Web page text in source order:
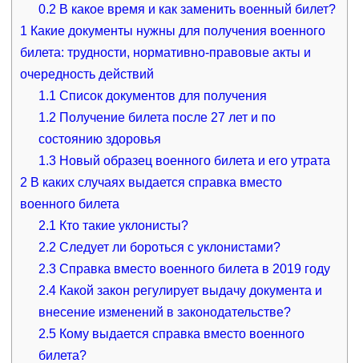
0.2 В какое время и как заменить военный билет?
1 Какие документы нужны для получения военного
билета: трудности, нормативно-правовые акты и
очередность действий
1.1 Список документов для получения
1.2 Получение билета после 27 лет и по
состоянию здоровья
1.3 Новый образец военного билета и его утрата
2 В каких случаях выдается справка вместо
военного билета
2.1 Кто такие уклонисты?
2.2 Следует ли бороться с уклонистами?
2.3 Справка вместо военного билета в 2019 году
2.4 Какой закон регулирует выдачу документа и
внесение изменений в законодательстве?
2.5 Кому выдается справка вместо военного
билета?